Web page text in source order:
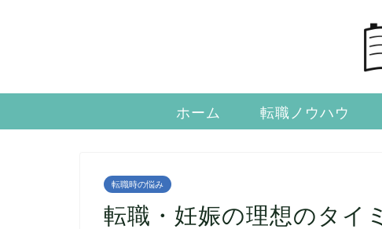
ホーム 転職ノウハウ
転職時の悩み
転職・妊娠の理想のタイ